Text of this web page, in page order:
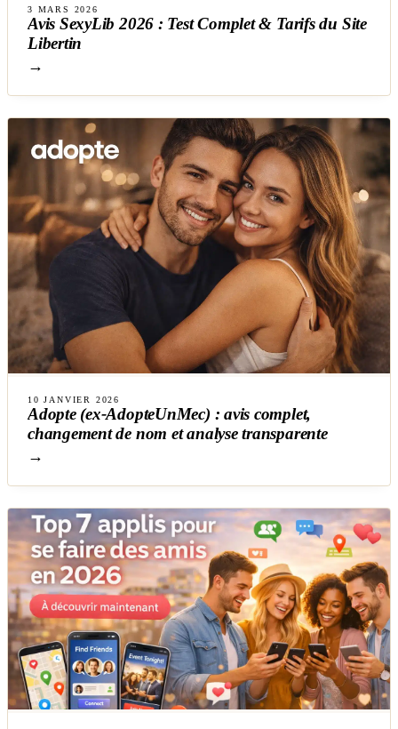
3 MARS 2026
Avis SexyLib 2026 : Test Complet & Tarifs du Site
Libertin
→
10 JANVIER 2026
Adopte (ex-AdopteUnMec) : avis complet,
changement de nom et analyse transparente
→